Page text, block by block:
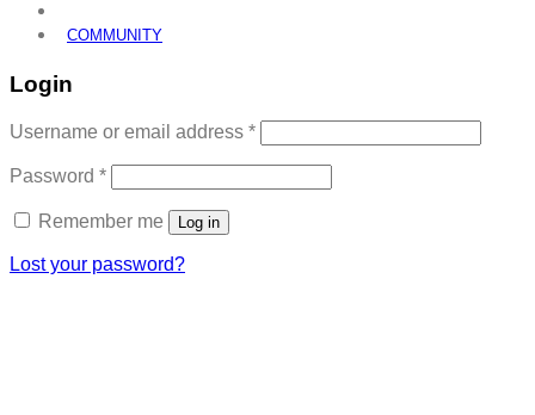
COMMUNITY
Login
Username or email address *Required
Password *Required
Remember me Log in
Lost your password?